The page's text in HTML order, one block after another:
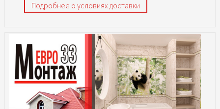
Подробнее о условиях доставки